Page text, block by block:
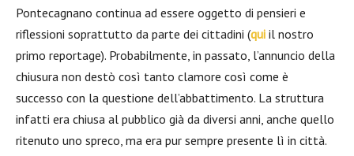
Pontecagnano continua ad essere oggetto di pensieri e
riflessioni soprattutto da parte dei cittadini (qui il nostro
primo reportage). Probabilmente, in passato, l’annuncio della
chiusura non destò così tanto clamore così come è
successo con la questione dell’abbattimento. La struttura
infatti era chiusa al pubblico già da diversi anni, anche quello
ritenuto uno spreco, ma era pur sempre presente lì in città.